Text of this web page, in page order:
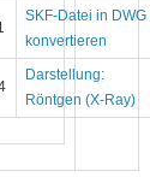
SKF-Datei in DWG
konvertieren
Darstellung:
Röntgen (X-Ray)